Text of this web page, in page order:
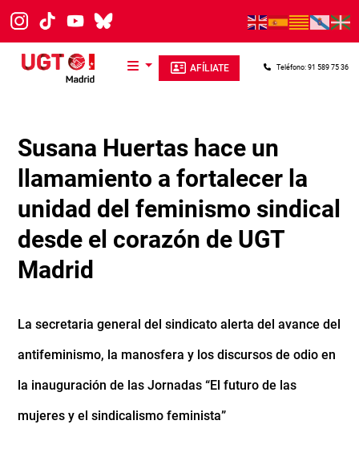
Pasar al contenido principal
AFÍLIATE Teléfono: 91 589 75 36
Susana Huertas hace un
llamamiento a fortalecer la
unidad del feminismo sindical
desde el corazón de UGT
Madrid
La secretaria general del sindicato alerta del avance del
antifeminismo, la manosfera y los discursos de odio en
la inauguración de las Jornadas “El futuro de las
mujeres y el sindicalismo feminista”